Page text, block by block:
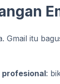
Gmail itu
profesional: